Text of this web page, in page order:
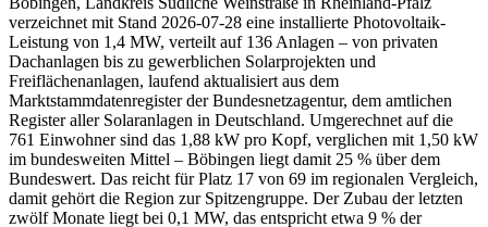
verzeichnet mit Stand 2026-07-28 eine installierte Photovoltaik-
Leistung von 1,4 MW, verteilt auf 136 Anlagen – von privaten
Dachanlagen bis zu gewerblichen Solarprojekten und
Freiflächenanlagen, laufend aktualisiert aus dem
Marktstammdatenregister der Bundesnetzagentur, dem amtlichen
Register aller Solaranlagen in Deutschland. Umgerechnet auf die
761 Einwohner sind das 1,88 kW pro Kopf, verglichen mit 1,50 kW
im bundesweiten Mittel – Böbingen liegt damit 25 % über dem
Bundeswert. Das reicht für Platz 17 von 69 im regionalen Vergleich,
damit gehört die Region zur Spitzengruppe. Der Zubau der letzten
zwölf Monate liegt bei 0,1 MW, das entspricht etwa 9 % der